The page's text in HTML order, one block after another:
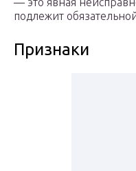
подлежит
Признаки